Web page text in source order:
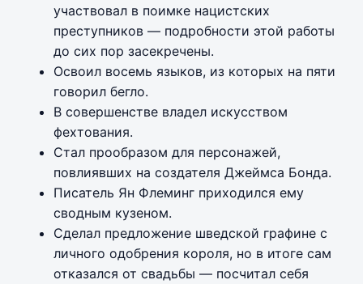
участвовал в поимке нацистских
преступников — подробности этой работы
до сих пор засекречены.
Освоил восемь языков, из которых на пяти
говорил бегло.
В совершенстве владел искусством
фехтования.
Стал прообразом для персонажей,
повлиявших на создателя Джеймса Бонда.
Писатель Ян Флеминг приходился ему
сводным кузеном.
Сделал предложение шведской графине с
личного одобрения короля, но в итоге сам
отказался от свадьбы — посчитал себя